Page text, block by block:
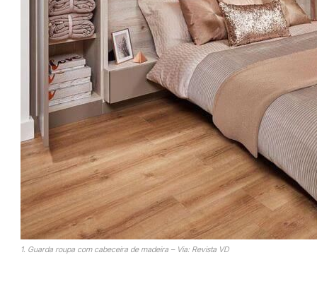
1. Guarda roupa com cabeceira de madeira – Via: Revista VD